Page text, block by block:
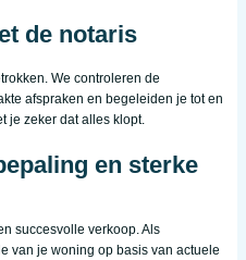
de notaris
We controleren de
afspraken en begeleiden je tot en
je zeker dat alles klopt.
en sterke
succesvolle verkoop. Als
van je woning op basis van actuele